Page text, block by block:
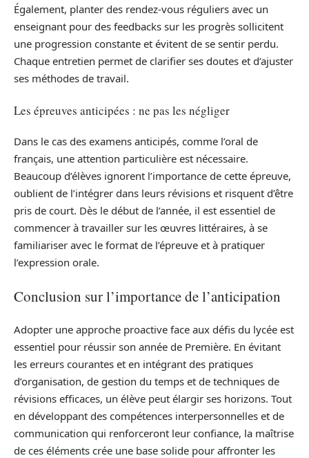
Également, planter des rendez-vous réguliers avec un
enseignant pour des feedbacks sur les progrès sollicitent
une progression constante et évitent de se sentir perdu.
Chaque entretien permet de clarifier ses doutes et d’ajuster
ses méthodes de travail.
Les épreuves anticipées : ne pas les négliger
Dans le cas des examens anticipés, comme l’oral de
français, une attention particulière est nécessaire.
Beaucoup d’élèves ignorent l’importance de cette épreuve,
oublient de l’intégrer dans leurs révisions et risquent d’être
pris de court. Dès le début de l’année, il est essentiel de
commencer à travailler sur les œuvres littéraires, à se
familiariser avec le format de l’épreuve et à pratiquer
l’expression orale.
Conclusion sur l’importance de l’anticipation
Adopter une approche proactive face aux défis du lycée est
essentiel pour réussir son année de Première. En évitant
les erreurs courantes et en intégrant des pratiques
d’organisation, de gestion du temps et de techniques de
révisions efficaces, un élève peut élargir ses horizons. Tout
en développant des compétences interpersonnelles et de
communication qui renforceront leur confiance, la maîtrise
de ces éléments crée une base solide pour affronter les